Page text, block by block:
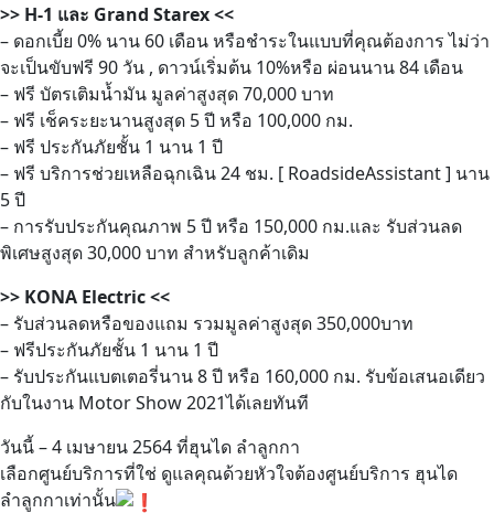
>> H-1 และ Grand Starex <<
– ดอกเบี้ย 0% นาน 60 เดือน หรือชำระในแบบที่คุณต้องการ ไม่ว่า
จะเป็นขับฟรี 90 วัน , ดาวน์เริ่มต้น 10%หรือ ผ่อนนาน 84 เดือน
– ฟรี บัตรเติมน้ำมัน มูลค่าสูงสุด 70,000 บาท
– ฟรี เช็คระยะนานสูงสุด 5 ปี หรือ 100,000 กม.
– ฟรี ประกันภัยชั้น 1 นาน 1 ปี
– ฟรี บริการช่วยเหลือฉุกเฉิน 24 ชม. [ RoadsideAssistant ] นาน
5 ปี
– การรับประกันคุณภาพ 5 ปี หรือ 150,000 กม.และ รับส่วนลด
พิเศษสูงสุด 30,000 บาท สำหรับลูกค้าเดิม
>> KONA Electric <<
– รับส่วนลดหรือของแถม รวมมูลค่าสูงสุด 350,000บาท
– ฟรีประกันภัยชั้น 1 นาน 1 ปี
– รับประกันแบตเตอรี่นาน 8 ปี หรือ 160,000 กม. รับข้อเสนอเดียว
กับในงาน Motor Show 2021ได้เลยทันที
วันนี้ – 4 เมษายน 2564 ที่ฮุนได ลำลูกกา
เลือกศูนย์บริการที่ใช่ ดูแลคุณด้วยหัวใจต้องศูนย์บริการ ฮุนได
ลำลูกกาเท่านั้น